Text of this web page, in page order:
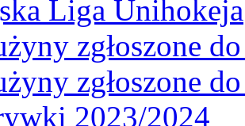
Liga Unihokeja
zgłoszone
zgłoszone
2023/2024